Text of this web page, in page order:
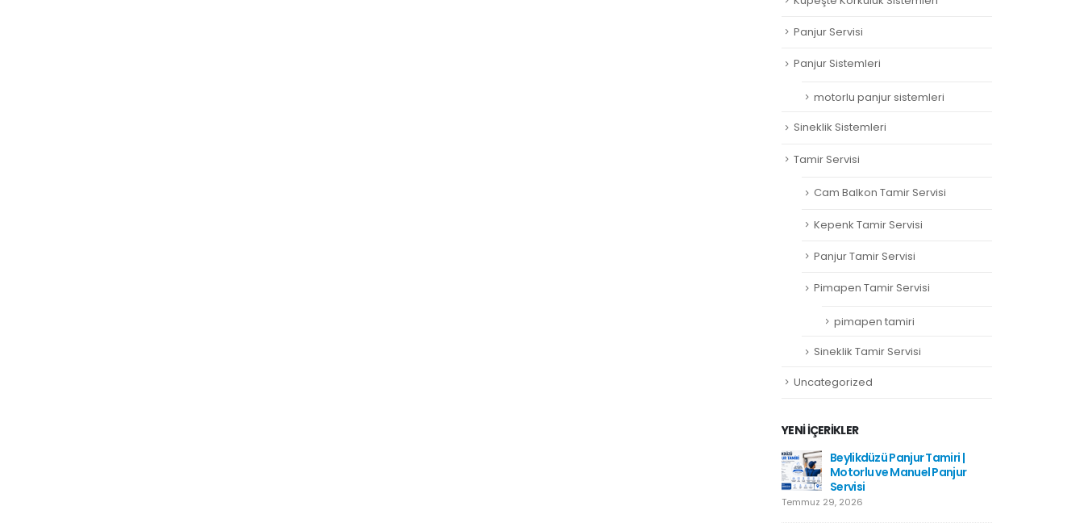
Panjur Servisi
Panjur Sistemleri
motorlu panjur sistemleri
Sineklik Sistemleri
Tamir Servisi
Cam Balkon Tamir Servisi
Kepenk Tamir Servisi
Panjur Tamir Servisi
Pimapen Tamir Servisi
pimapen tamiri
Sineklik Tamir Servisi
Uncategorized
YENI İÇERIKLER
Beylikdüzü Panjur Tamiri |
Motorlu ve Manuel Panjur
Servisi
Temmuz 29, 2026